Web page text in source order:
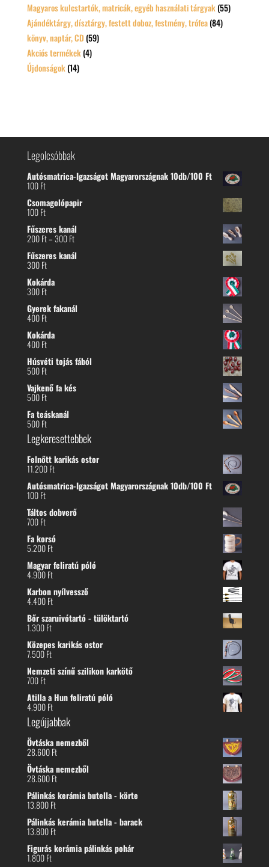
Magyaros kulcstartók, matricák, egyéb használati tárgyak (55)
Ajándéktárgy, dísztárgy, festett doboz, festmény, trófea (84)
könyv, naptár, CD (59)
Akciós termékek (4)
Újdonságok (14)
Legolcsóbbak
Autósmatrica-Igazságot Magyarországnak 10db/100 Ft
100Ft
Csomagolópapir
100Ft
Fűszeres kanál
200Ft–300FtÁrtartomány:
-
Fűszeres kanál
300Ft
Kokárda
300Ft
Gyerek fakanál
400Ft
Kokárda
400Ft
Húsvéti tojás fából
500Ft
Vajkenő fa kés
500Ft
Fa teáskanál
500Ft
Legkeresettebbek
Felnőtt karikás ostor
11.200Ft
Autósmatrica-Igazságot Magyarországnak 10db/100 Ft
100Ft
Táltos dobverő
700Ft
Fa korsó
5.200Ft
Magyar feliratú póló
4.900Ft
Karbon nyílvessző
4.400Ft
Bőr szaruivótartó - tülöktartó
1.300Ft
Közepes karikás ostor
7.500Ft
Nemzeti színű szilikon karkötő
700Ft
Atilla a Hun feliratú póló
4.900Ft
Legújjabbak
Övtáska nemezből
28.600Ft
Övtáska nemezből
28.600Ft
Pálinkás kerámia butella - körte
13.800Ft
Pálinkás kerámia butella - barack
13.800Ft
Figurás kerámia pálinkás pohár
1.800Ft